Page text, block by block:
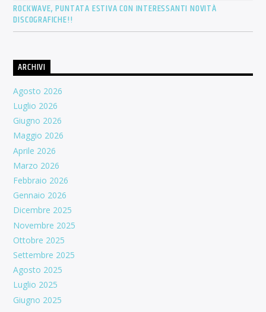
ROCKWAVE, PUNTATA ESTIVA CON INTERESSANTI NOVITÀ
DISCOGRAFICHE!!
ARCHIVI
Agosto 2026
Luglio 2026
Giugno 2026
Maggio 2026
Aprile 2026
Marzo 2026
Febbraio 2026
Gennaio 2026
Dicembre 2025
Novembre 2025
Ottobre 2025
Settembre 2025
Agosto 2025
Luglio 2025
Giugno 2025